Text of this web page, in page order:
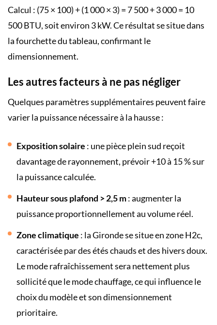
Calcul : (75 × 100) + (1 000 × 3) = 7 500 + 3 000 = 10
500 BTU, soit environ 3 kW. Ce résultat se situe dans
la fourchette du tableau, confirmant le
dimensionnement.
Les autres facteurs à ne pas négliger
Quelques paramètres supplémentaires peuvent faire
varier la puissance nécessaire à la hausse :
Exposition solaire : une pièce plein sud reçoit
davantage de rayonnement, prévoir +10 à 15 % sur
la puissance calculée.
Hauteur sous plafond > 2,5 m: augmenter la
puissance proportionnellement au volume réel.
Zone climatique : la Gironde se situe en zone H2c,
caractérisée par des étés chauds et des hivers doux.
Le mode rafraîchissement sera nettement plus
sollicité que le mode chauffage, ce qui influence le
choix du modèle et son dimensionnement
prioritaire.